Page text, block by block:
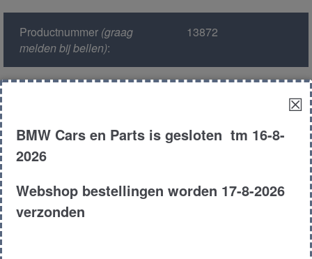
Productnummer(graag
melden bij bellen):
13872
Model : E34
Diamantenschwarz
Carroserie : Sedan
☒
BMW Cars en Parts is gesloten tm 16-8-
2026
Webshop bestellingen worden 17-8-2026
verzonden